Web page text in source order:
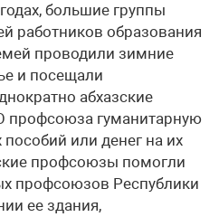
большие группы
работников образования
проводили зимние
и посещали
абхазские
профсоюза гуманитарную
или денег на их
профсоюзы помогли
профсоюзов Республики
ее здания,